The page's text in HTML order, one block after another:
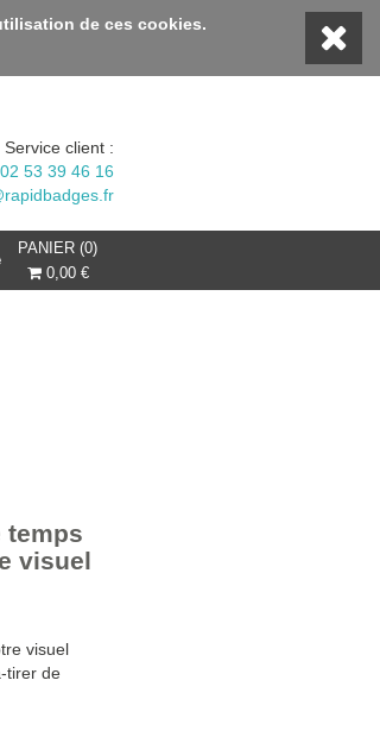
10% avec le code BIENVENUE10 :::
de ces cookies.
Service client :
02 53 39 46 16
PANIER (0)
0,00 €
temps
visuel
visuel
tirer de